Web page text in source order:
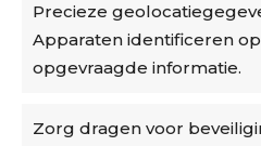
Precieze
Apparaten identificeren
opgevraagde informatie.
Zorg dragen voor
Algemene voorwaarden
Cookiebeleid
Accountinstellingen